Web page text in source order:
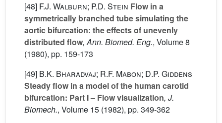
[48] F.J. Walburn; P.D. Stein Flow in a
symmetrically branched tube simulating the
aortic bifurcation: the effects of unevenly
distributed flow, Ann. Biomed. Eng., Volume 8
(1980), pp. 159-173
[49] B.K. Bharadvaj; R.F. Mabon; D.P. Giddens
Steady flow in a model of the human carotid
bifurcation: Part I – Flow visualization, J.
Biomech., Volume 15 (1982), pp. 349-362